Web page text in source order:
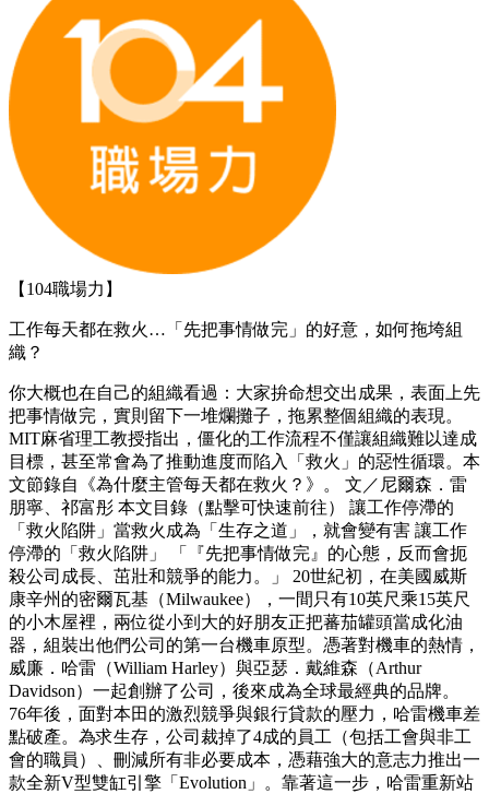
【104職場力】
工作每天都在救火…「先把事情做完」的好意，如何拖垮組
織？
你大概也在自己的組織看過：大家拚命想交出成果，表面上先
把事情做完，實則留下一堆爛攤子，拖累整個組織的表現。
MIT麻省理工教授指出，僵化的工作流程不僅讓組織難以達成
目標，甚至常會為了推動進度而陷入「救火」的惡性循環。本
文節錄自《為什麼主管每天都在救火？》。 文／尼爾森．雷
朋寧、祁富彤 本文目錄（點擊可快速前往） 讓工作停滯的
「救火陷阱」當救火成為「生存之道」，就會變有害 讓工作
停滯的「救火陷阱」 「『先把事情做完』的心態，反而會扼
殺公司成長、茁壯和競爭的能力。」 20世紀初，在美國威斯
康辛州的密爾瓦基（Milwaukee），一間只有10英尺乘15英尺
的小木屋裡，兩位從小到大的好朋友正把蕃茄罐頭當成化油
器，組裝出他們公司的第一台機車原型。憑著對機車的熱情，
威廉．哈雷（William Harley）與亞瑟．戴維森（Arthur
Davidson）一起創辦了公司，後來成為全球最經典的品牌。
76年後，面對本田的激烈競爭與銀行貸款的壓力，哈雷機車差
點破產。為求生存，公司裁掉了4成的員工（包括工會與非工
會的職員）、刪減所有非必要成本，憑藉強大的意志力推出一
款全新V型雙缸引擎「Evolution」。靠著這一步，哈雷重新站